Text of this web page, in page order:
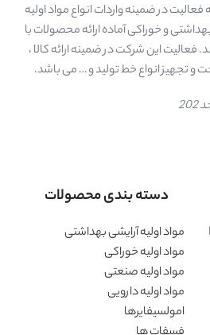
در ضمینه واردات انواع مواد اولیه
و خوراکی آماده ارائه محصولات با
این شرکت در ضمینه ارائه کالا ،
و تجهیز انواع خط تولید و … می باشد.
دسته بندی محصولات
مواد اولیه آرایشی بهداشتی
مواد اولیه خوراکی
مواد اولیه صنعتی
مواد اولیه دارویی
امولسیفایرها